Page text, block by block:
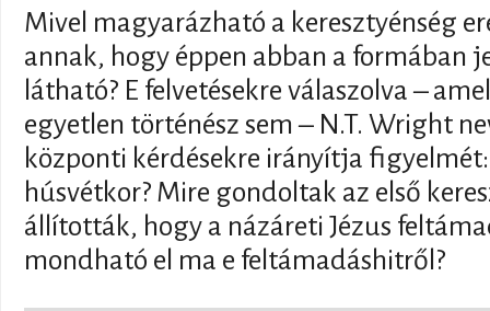
Mivel magyarázható a keresztyénség
annak, hogy éppen abban a formában
látható? E felvetésekre válaszolva –
egyetlen történész sem – N.T. Wright
központi kérdésekre irányítja
húsvétkor? Mire gondoltak az első
állították, hogy a názáreti Jézus
mondható el ma e feltámadáshitről?